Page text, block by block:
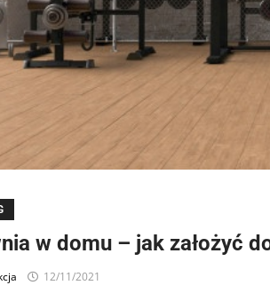
w domu – jak założyć
12/11/2021